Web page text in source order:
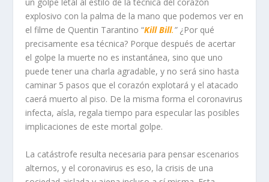
explosivo con la palma de la mano que podemos ver en
el filme de Quentin Tarantino “Kill Bill.”¿Por qué
precisamente esa técnica? Porque después de acertar
el golpe la muerte no es instantánea, sino que uno
puede tener una charla agradable, y no será sino hasta
caminar 5 pasos que el corazón explotará y el atacado
caerá muerto al piso. De la misma forma el coronavirus
infecta, aísla, regala tiempo para especular las posibles
implicaciones de este mortal golpe.
La catástrofe resulta necesaria para pensar escenarios
alternos, y el coronavirus es eso, la crisis de una